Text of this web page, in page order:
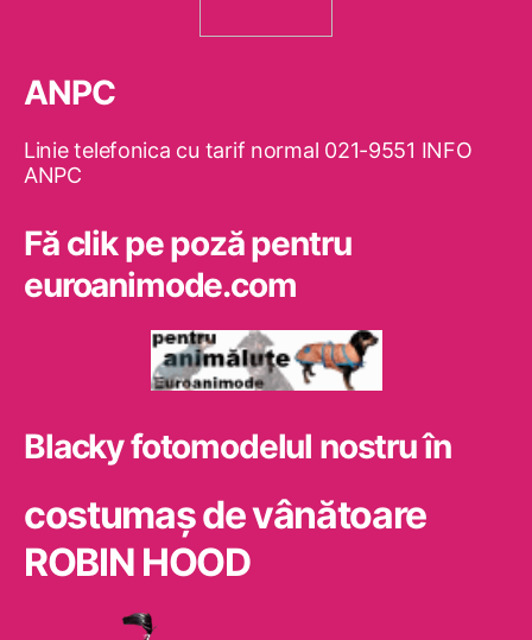
ANPC
Linie telefonica cu tarif normal 021-9551 INFO
ANPC
Fă clik pe poză pentru
euroanimode.com
Blacky fotomodelul nostru în
costumaş de vânătoare
ROBIN HOOD